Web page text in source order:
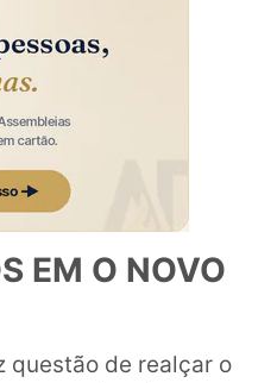
EM O NOVO
questão de realçar o